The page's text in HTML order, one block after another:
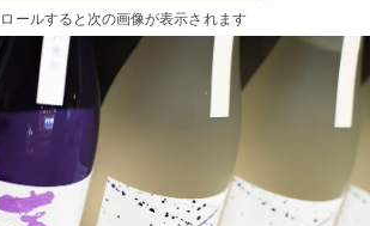
ールすると次の画像が表示されます